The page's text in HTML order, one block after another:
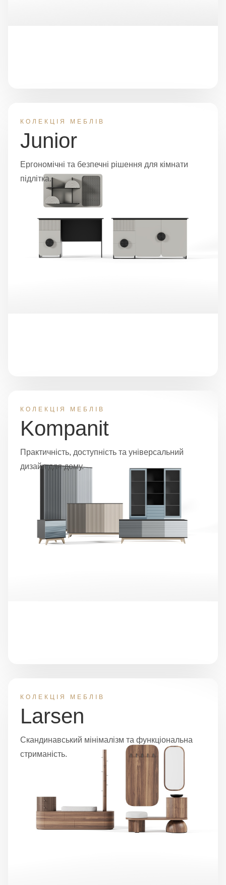
КОЛЕКЦІЯ МЕБЛІВ
Junior
Ергономічні та безпечні рішення для кімнати
підлітка.
КОЛЕКЦІЯ МЕБЛІВ
Kompanit
Практичність, доступність та універсальний
дизайн для дому.
КОЛЕКЦІЯ МЕБЛІВ
Larsen
Скандинавський мінімалізм та функціональна
стриманість.